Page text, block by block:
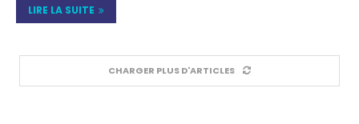
LIRE LA SUITE
CHARGER PLUS D'ARTICLES